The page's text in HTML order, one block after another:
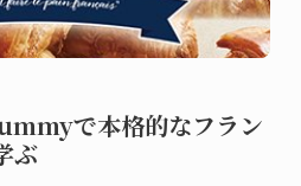
で本格的なフラン
ぶ